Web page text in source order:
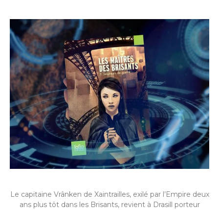
Le capitaine Vrânken de Xaintrailles, exilé par l’Empire deux
ans plus tôt dans les Brisants, revient à Drasill porteur